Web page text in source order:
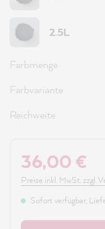
2.5L
Farbmenge
Farbvariante
Reichweite
36,00 €
Preise inkl. MwSt. zzgl.
Sofort verfügbar,